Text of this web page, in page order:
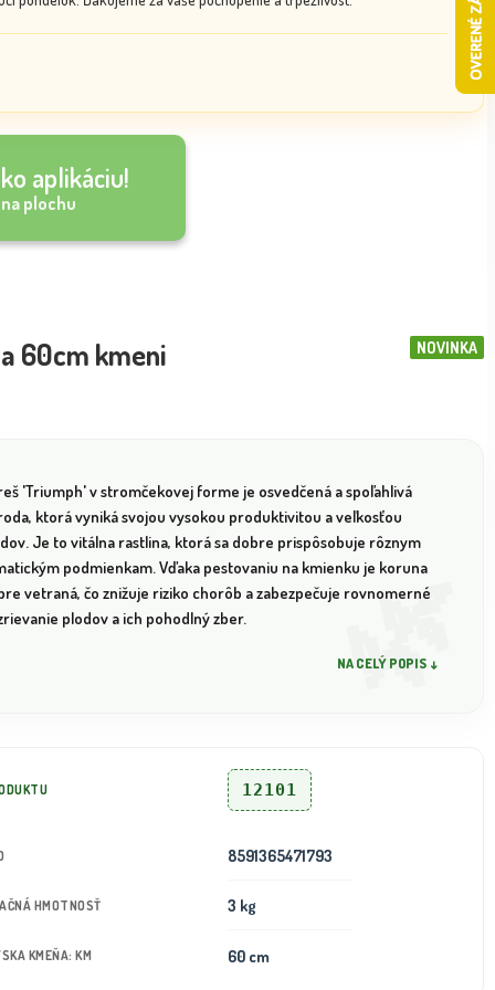
aplikáciu!
plochu
NOVINKA
60cm kmeni
'Triumph' v stromčekovej forme je osvedčená a spoľahlivá
ktorá vyniká svojou vysokou produktivitou a veľkosťou
Je to vitálna rastlina, ktorá sa dobre prispôsobuje rôznym
podmienkam. Vďaka pestovaniu na kmienku je koruna
vetraná, čo znižuje riziko chorôb a zabezpečuje rovnomerné
plodov a ich pohodlný zber.
NA CELÝ POPIS ↓
12101
8591365471793
HMOTNOSŤ 3 kg
KMEŇA: KM 60 cm